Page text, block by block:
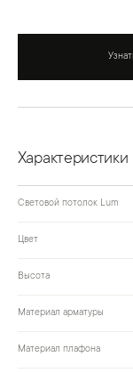
Характеристики
Световой потолок Lum
Цвет
Высота
Материал арматуры
Материал плафона